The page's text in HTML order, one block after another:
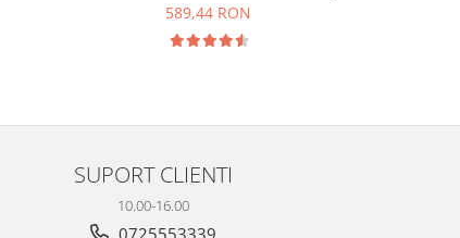
589,44 RON
SUPORT CLIENTI
10.00-16.00